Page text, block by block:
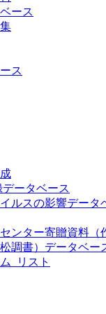
ース
ス
ータベース
ルスの影響データ
ンター寄贈資料（
調書）データベー
_リスト